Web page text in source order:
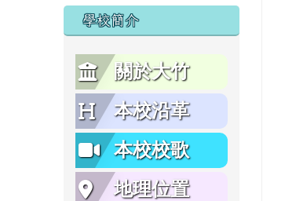
學校簡介
關於大竹
本校沿革
本校校歌
地理位置